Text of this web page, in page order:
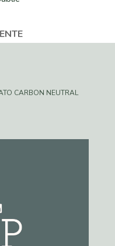
CARBON NEUTRAL